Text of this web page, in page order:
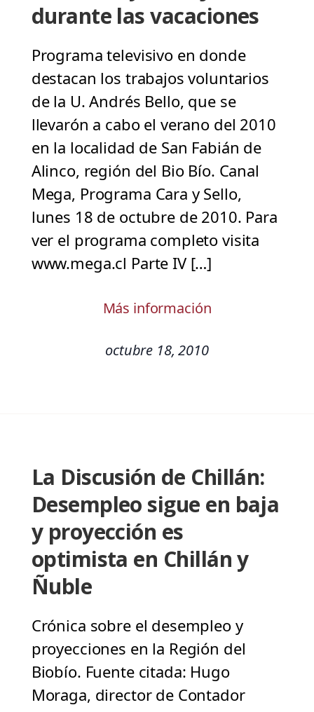
durante las vacaciones
Programa televisivo en donde
destacan los trabajos voluntarios
de la U. Andrés Bello, que se
llevarón a cabo el verano del 2010
en la localidad de San Fabián de
Alinco, región del Bio Bío. Canal
Mega, Programa Cara y Sello,
lunes 18 de octubre de 2010. Para
ver el programa completo visita
www.mega.cl Parte IV […]
Más información
octubre 18, 2010
La Discusión de Chillán:
Desempleo sigue en baja
y proyección es
optimista en Chillán y
Ñuble
Crónica sobre el desempleo y
proyecciones en la Región del
Biobío. Fuente citada: Hugo
Moraga, director de Contador